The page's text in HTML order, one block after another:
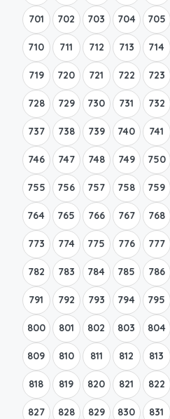
701 702 703 704 705
710 711 712 713 714
719 720 721 722 723
728 729 730 731 732
737 738 739 740 741
746 747 748 749 750
755 756 757 758 759
764 765 766 767 768
773 774 775 776 777
782 783 784 785 786
791 792 793 794 795
800 801 802 803 804
809 810 811 812 813
818 819 820 821 822
827 828 829 830 831